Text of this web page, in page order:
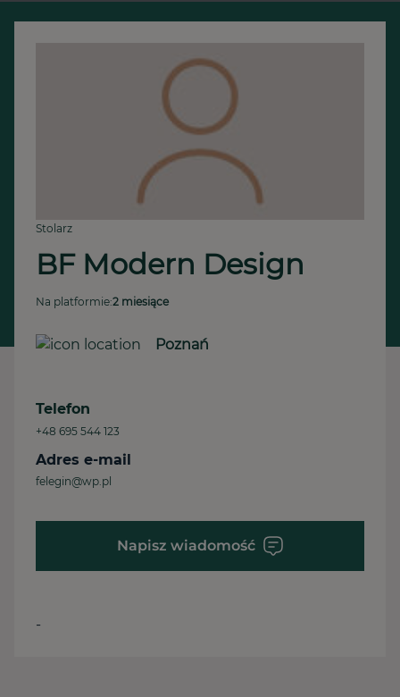
Stolarz
BF Modern Design
Na platformie:2 miesiące
Poznań
Telefon
+48 695 544 123
Adres e-mail
felegin@wp.pl
Napisz wiadomość
-